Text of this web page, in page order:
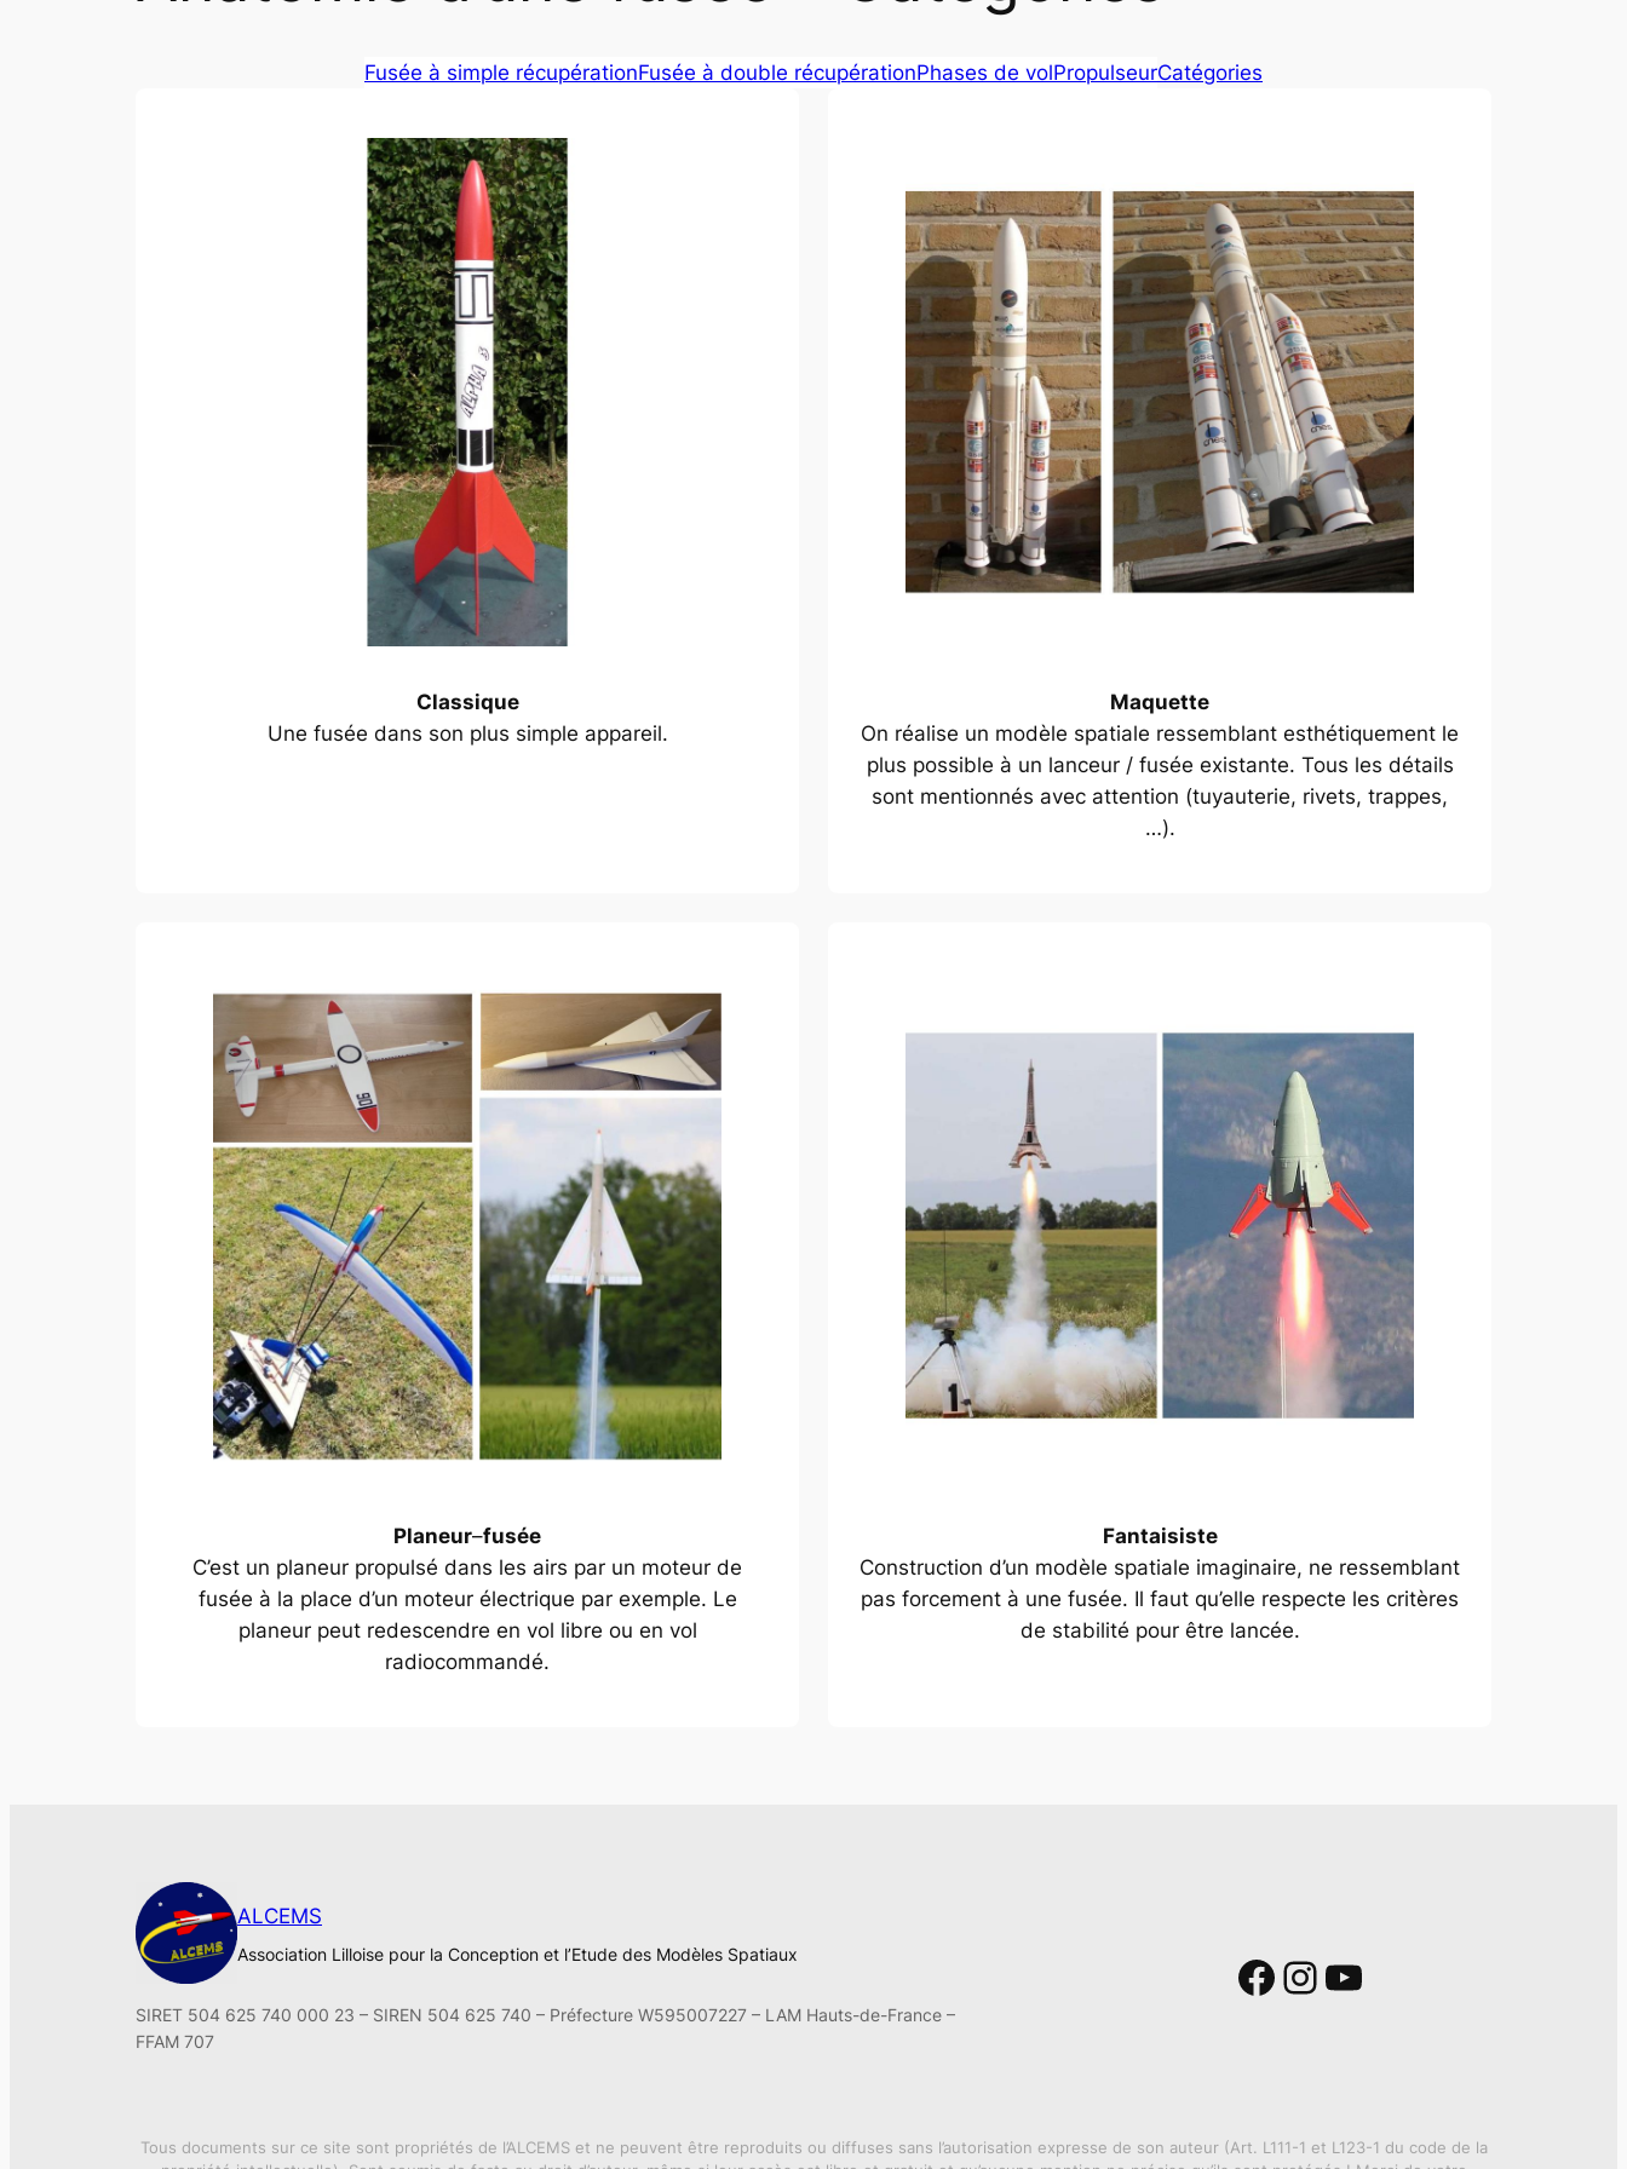
Fusée à simple récupérationFusée à double récupérationPhases de volPropulseurCatégories
Classique
Une fusée dans son plus simple appareil.
Maquette
On réalise un modèle spatiale ressemblant esthétiquement le
plus possible à un lanceur / fusée existante. Tous les détails
sont mentionnés avec attention (tuyauterie, rivets, trappes,
…).
Planeur–fusée
C’est un planeur propulsé dans les airs par un moteur de
fusée à la place d’un moteur électrique par exemple. Le
planeur peut redescendre en vol libre ou en vol
radiocommandé.
Fantaisiste
Construction d’un modèle spatiale imaginaire, ne ressemblant
pas forcement à une fusée. Il faut qu’elle respecte les critères
de stabilité pour être lancée.
ALCEMS
Association Lilloise pour la Conception et l’Etude des Modèles Spatiaux
SIRET 504 625 740 000 23 – SIREN 504 625 740 – Préfecture W595007227 – LAM Hauts-de-France –
FFAM 707
Facebook Instagram YouTube
Tous documents sur ce site sont propriétés de l’ALCEMS et ne peuvent être reproduits ou diffuses sans l’autorisation expresse de son auteur (Art. L111-1 et L123-1 du code de la